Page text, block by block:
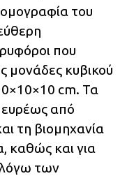
του
που
μονάδες κυβικού
cm. Τα
ευρέως από
τη βιομηχανία
καθώς και για
λόγω των